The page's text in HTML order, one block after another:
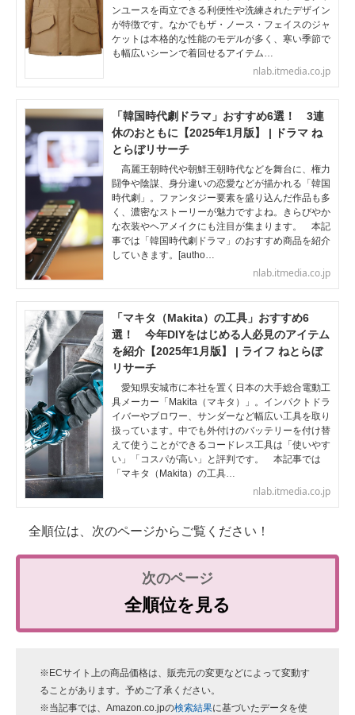
ンユースを両立できる利便性や洗練されたデザイン
が特徴です。なかでもザ・ノース・フェイスのジャ
ケットは本格的な性能のモデルが多く、寒い季節で
も幅広いシーンで着回せるアイテム…
nlab.itmedia.co.jp
「韓国時代劇ドラマ」おすすめ6選！ 3連
休のおともに【2025年1月版】 | ドラマ ね
とらぼリサーチ
高麗王朝時代や朝鮮王朝時代などを舞台に、権力
闘争や陰謀、身分違いの恋愛などが描かれる「韓国
時代劇」。ファンタジー要素を盛り込んだ作品も多
く、濃密なストーリーが魅力ですよね。きらびやか
な衣装やヘアメイクにも注目が集まります。 本記
事では「韓国時代劇ドラマ」のおすすめ商品を紹介
していきます。[autho…
nlab.itmedia.co.jp
「マキタ（Makita）の工具」おすすめ6
選！ 今年DIYをはじめる人必見のアイテム
を紹介【2025年1月版】 | ライフ ねとらぼ
リサーチ
愛知県安城市に本社を置く日本の大手総合電動工
具メーカー「Makita（マキタ）」。インパクトドラ
イバーやブロワー、サンダーなど幅広い工具を取り
扱っています。中でも外付けのバッテリーを付け替
えて使うことができるコードレス工具は「使いやす
い」「コスパが高い」と評判です。 本記事では
「マキタ（Makita）の工具…
nlab.itmedia.co.jp
全順位は、次のページからご覧ください！
全順位を見る
※ECサイト上の商品価格は、販売元の変更などによって変動す
ることがあります。予めご了承ください。
※当記事では、Amazon.co.jpの検索結果に基づいたデータを使